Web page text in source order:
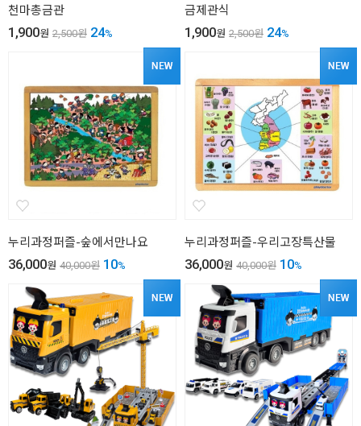
천마총금관
1,900원 2,500원 24%
금제관식
1,900원 2,500원 24%
누리과정퍼즐-숲에서만나요
36,000원 40,000원 10%
누리과정퍼즐-우리고장특산물
36,000원 40,000원 10%